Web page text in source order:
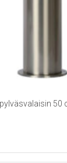
50